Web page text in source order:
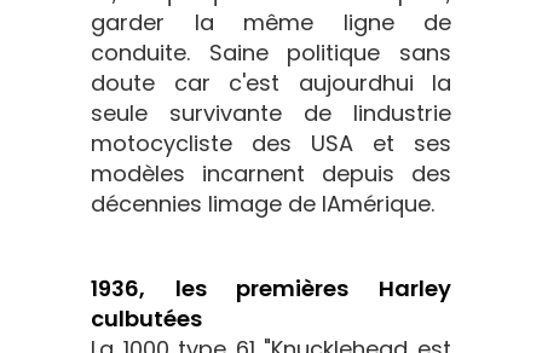
garder la même ligne de
conduite. Saine politique sans
doute car c'est aujourdhui la
seule survivante de lindustrie
motocycliste des USA et ses
modèles incarnent depuis des
décennies limage de lAmérique.
1936, les premières Harley
culbutées